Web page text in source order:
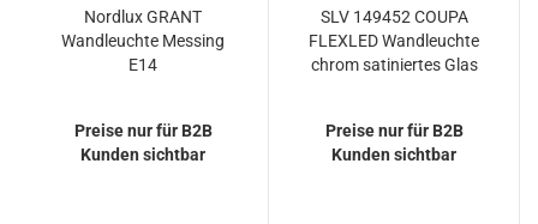
Nordlux GRANT
Wandleuchte Messing
E14
Preise nur für B2B
Kunden sichtbar
SLV 149452 COUPA
FLEXLED Wandleuchte
chrom satiniertes Glas
Preise nur für B2B
Kunden sichtbar